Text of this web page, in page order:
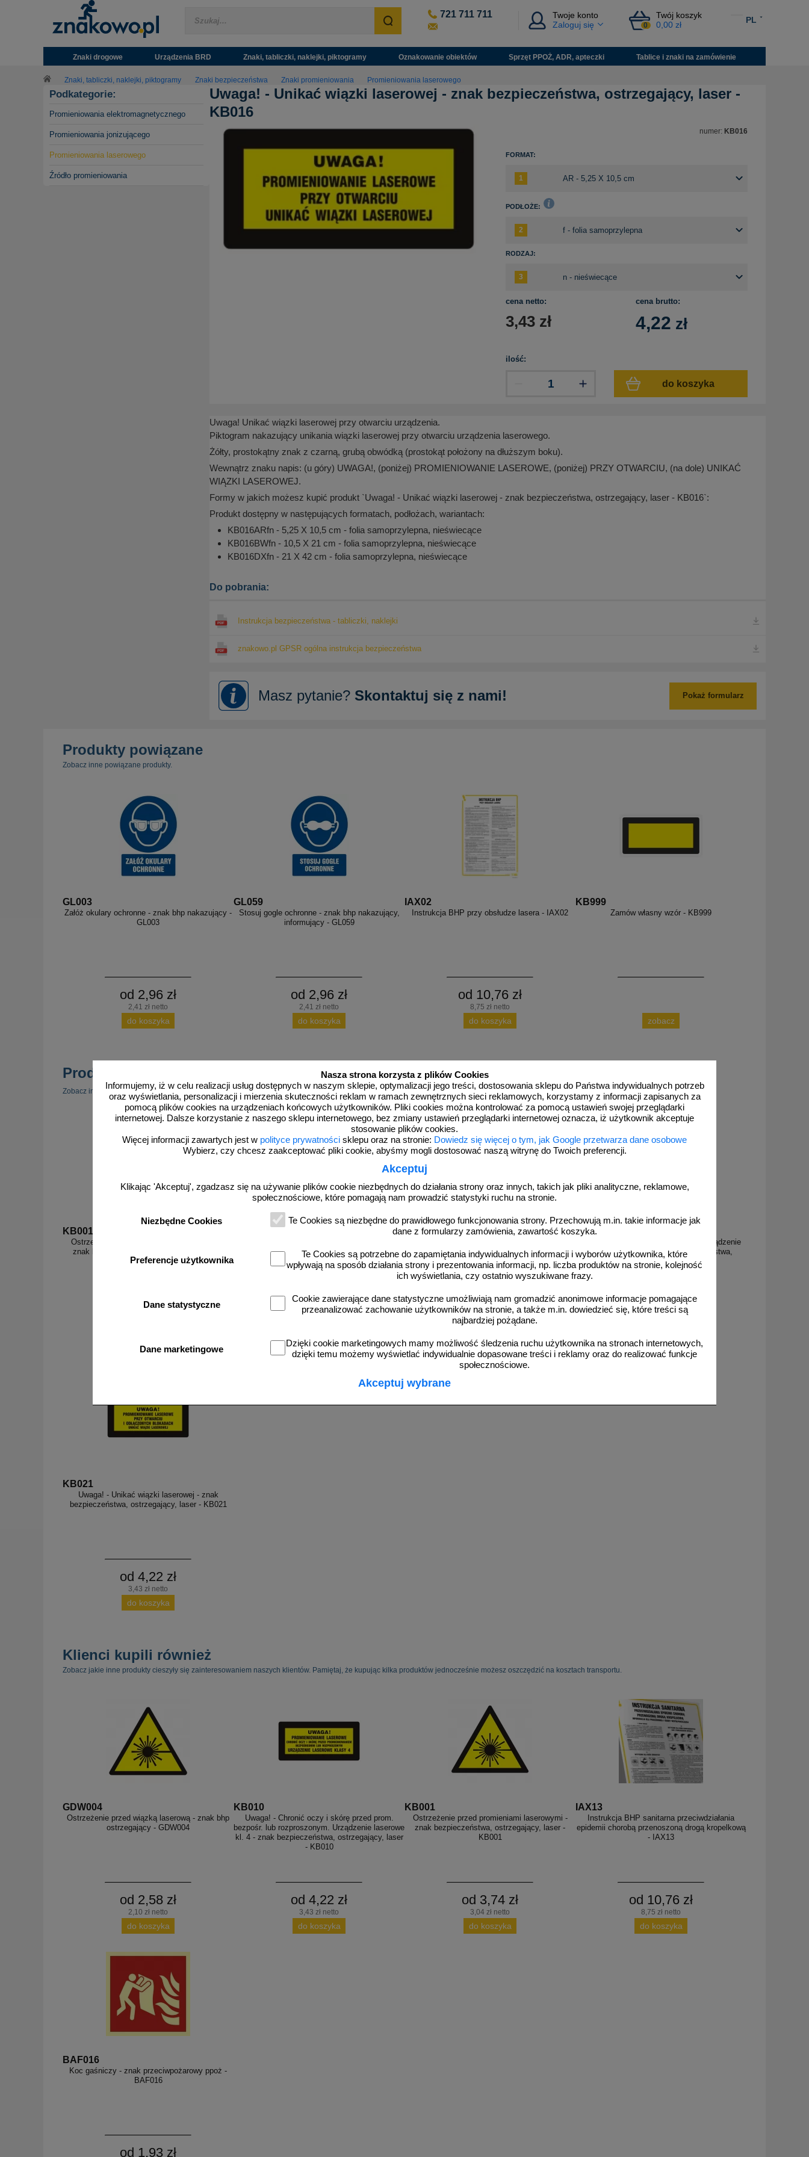
Nasza strona korzysta z plików Cookies
Informujemy, iż w celu realizacji usług dostępnych w naszym sklepie, optymalizacji jego treści, dostosowania sklepu do Państwa indywidualnych potrzeb
oraz wyświetlania, personalizacji i mierzenia skuteczności reklam w ramach zewnętrznych sieci reklamowych, korzystamy z informacji zapisanych za
pomocą plików cookies na urządzeniach końcowych użytkowników. Pliki cookies można kontrolować za pomocą ustawień swojej przeglądarki
internetowej. Dalsze korzystanie z naszego sklepu internetowego, bez zmiany ustawień przeglądarki internetowej oznacza, iż użytkownik akceptuje
stosowanie plików cookies.
Więcej informacji zawartych jest w polityce prywatności sklepu oraz na stronie: Dowiedz się więcej o tym, jak Google przetwarza dane osobowe
Wybierz, czy chcesz zaakceptować pliki cookie, abyśmy mogli dostosować naszą witrynę do Twoich preferencji.
Akceptuj
Klikając 'Akceptuj', zgadzasz się na używanie plików cookie niezbędnych do działania strony oraz innych, takich jak pliki analityczne, reklamowe,
społecznościowe, które pomagają nam prowadzić statystyki ruchu na stronie.
Niezbędne Cookies
Te Cookies są niezbędne do prawidłowego funkcjonowania strony. Przechowują m.in. takie informacje jak
dane z formularzy zamówienia, zawartość koszyka.
Preferencje użytkownika
Te Cookies są potrzebne do zapamiętania indywidualnych informacji i wyborów użytkownika, które
wpływają na sposób działania strony i prezentowania informacji, np. liczba produktów na stronie, kolejność
ich wyświetlania, czy ostatnio wyszukiwane frazy.
Dane statystyczne
Cookie zawierające dane statystyczne umożliwiają nam gromadzić anonimowe informacje pomagające
przeanalizować zachowanie użytkowników na stronie, a także m.in. dowiedzieć się, które treści są
najbardziej pożądane.
Dane marketingowe
Dzięki cookie marketingowych mamy możliwość śledzenia ruchu użytkownika na stronach internetowych,
dzięki temu możemy wyświetlać indywidualnie dopasowane treści i reklamy oraz do realizować funkcje
społecznościowe.
Akceptuj wybrane
721 711 711
Twoje konto
Zaloguj się
Twój koszyk
0 0,00 zł
PL
Znaki drogowe Urządzenia BRD Znaki, tabliczki, naklejki, piktogramy Oznakowanie obiektów Sprzęt PPOŻ, ADR, apteczki Tablice i znaki na zamówienie
Znaki, tabliczki, naklejki, piktogramy Znaki bezpieczeństwa Znaki promieniowania Promieniowania laserowego
Podkategorie:
Promieniowania elektromagnetycznego
Promieniowania jonizującego
Promieniowania laserowego
Źródło promieniowania
Uwaga! - Unikać wiązki laserowej - znak bezpieczeństwa, ostrzegający, laser -
KB016
numer: KB016
FORMAT:
PODŁOŻE:
RODZAJ:
cena netto:
3,43 zł
cena brutto:
4,22 zł
ilość:
do koszyka
Uwaga! Unikać wiązki laserowej przy otwarciu urządzenia.
Piktogram nakazujący unikania wiązki laserowej przy otwarciu urządzenia laserowego.
Żółty, prostokątny znak z czarną, grubą obwódką (prostokąt położony na dłuższym boku).
Wewnątrz znaku napis: (u góry) UWAGA!, (poniżej) PROMIENIOWANIE LASEROWE, (poniżej) PRZY OTWARCIU, (na dole) UNIKAĆ
WIĄZKI LASEROWEJ.
Formy w jakich możesz kupić produkt `Uwaga! - Unikać wiązki laserowej - znak bezpieczeństwa, ostrzegający, laser - KB016`:
Produkt dostępny w następujących formatach, podłożach, wariantach:
KB016ARfn - 5,25 X 10,5 cm - folia samoprzylepna, nieświecące
KB016BWfn - 10,5 X 21 cm - folia samoprzylepna, nieświecące
KB016DXfn - 21 X 42 cm - folia samoprzylepna, nieświecące
Do pobrania:
Instrukcja bezpieczeństwa - tabliczki, naklejki
znakowo.pl GPSR ogólna instrukcja bezpieczeństwa
Masz pytanie? Skontaktuj się z nami! Pokaż formularz
Produkty powiązane
Zobacz inne powiązane produkty.
GL003
Załóż okulary ochronne - znak bhp nakazujący -
GL003
od 2,96 zł
2,41 zł netto
do koszyka
GL059
Stosuj gogle ochronne - znak bhp nakazujący,
informujący - GL059
od 2,96 zł
2,41 zł netto
do koszyka
IAX02
Instrukcja BHP przy obsłudze lasera - IAX02
od 10,76 zł
8,75 zł netto
do koszyka
KB999
Zamów własny wzór - KB999
zobacz
Produkty popularne
Zobacz inne popularne produkty w tej kategorii. zobacz więcej
KB001
Ostrzeżenie przed promieniami laserowymi -
znak bezpieczeństwa, ostrzegający, laser -
KB001
do koszyka
bezpośr. lub rozproszonym. Urządzenie laserowe
kl. 4 - znak bezpieczeństwa, ostrzegający, laser
- KB010
do koszyka
KB005
laserowe - znak bezpieczeństwa, ostrzegający,
laser - KB005
od 4,22 zł
do koszyka
KB006
Uwaga! Promieniowanie laserowe. Urządzenie
laserowe klasy 1 - znak bezpieczeństwa,
ostrzegający, laser - KB006
do koszyka
KB021
Uwaga! - Unikać wiązki laserowej - znak
bezpieczeństwa, ostrzegający, laser - KB021
od 4,22 zł
3,43 zł netto
do koszyka
Klienci kupili również
Zobacz jakie inne produkty cieszyły się zainteresowaniem naszych klientów. Pamiętaj, że kupując kilka produktów jednocześnie możesz oszczędzić na kosztach transportu.
GDW004
Ostrzeżenie przed wiązką laserową - znak bhp
ostrzegający - GDW004
od 2,58 zł
2,10 zł netto
do koszyka
KB010
Uwaga! - Chronić oczy i skórę przed prom.
bezpośr. lub rozproszonym. Urządzenie laserowe
kl. 4 - znak bezpieczeństwa, ostrzegający, laser
- KB010
od 4,22 zł
3,43 zł netto
do koszyka
KB001
Ostrzeżenie przed promieniami laserowymi -
znak bezpieczeństwa, ostrzegający, laser -
KB001
od 3,74 zł
3,04 zł netto
do koszyka
IAX13
Instrukcja BHP sanitarna przeciwdziałania
epidemii chorobą przenoszoną drogą kropelkową
- IAX13
od 10,76 zł
8,75 zł netto
do koszyka
BAF016
Koc gaśniczy - znak przeciwpożarowy ppoż -
BAF016
od 1,93 zł